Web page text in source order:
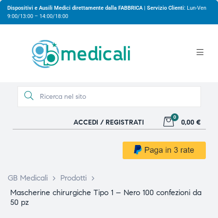
Dispositivi e Ausili Medici direttamente dalla FABBRICA | Servizio Clienti: Lun-Ven
9:00/13:00 – 14:00/18:00
ACCEDI / REGISTRATI
0
0,00 €
GB Medicali > Prodotti
>
Mascherine chirurgiche Tipo 1 – Nero 100 confezioni da
50 pz